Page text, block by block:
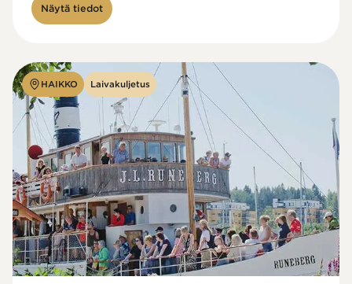
Näytä tiedot
HAIKKO Laivakuljetus